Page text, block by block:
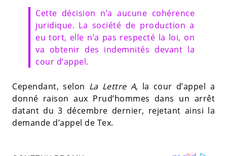
Cette décision n’a aucune cohérence
juridique. La société de production a
eu tort, elle n’a pas respecté la loi, on
va obtenir des indemnités devant la
cour d’appel.
Cependant, selon La Lettre A, la cour d’appel a
donné raison aux Prud’hommes dans un arrêt
datant du 3 décembre dernier, rejetant ainsi la
demande d’appel de Tex.